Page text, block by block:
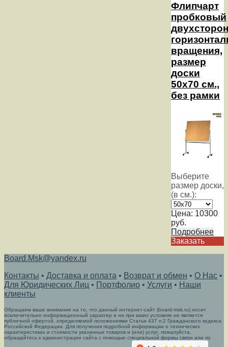
Флипчарт
пробковый
вращения,
размер
доски
50х70 см.,
без рамки
Выберите
размер доски,
(в см.):
Цена: 10300
руб.
Подробнее
Заказать
Board.Msk@yandex.ru
Контакты • Доставка и оплата • Возврат и обмен • О Нас •
Для Юридических Лиц • Портфолио • Услуги • Наши
клиенты
Обращаем ваше внимание на то, что данный интернет-сайт (board-msk.ru) носит
исключительно информационный характер и ни при каких условиях не является
публичной офертой, определяемой положениями Статьи 437 п.2 Гражданского кодекса
Российской Федерации. Для получения подробной информации о технических
характеристиках и стоимости указанных товаров и (или) услуг, пожалуйста,
обращайтесь к администрации сайта с помощью специальной формы связи или по